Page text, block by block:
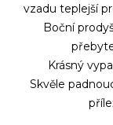
vzadu teplejší
Boční
Krásný
Skvěle